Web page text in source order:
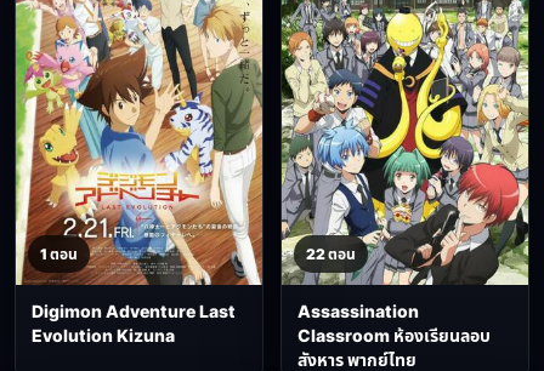
1 ตอน
Digimon Adventure Last
Evolution Kizuna
22 ตอน
Assassination
Classroom ห้องเรียนลอบ
สังหาร พากย์ไทย